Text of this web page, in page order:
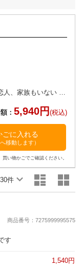
テレビ
ット
： 5,940円 (税込)
ごに入れる
移動します）
い物かごでご確認ください。
30件
商品番号：7275999995575
す
1,540円